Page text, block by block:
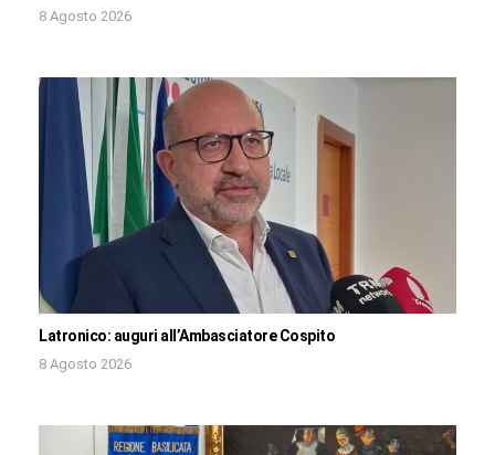
8 Agosto 2026
Latronico: auguri all’Ambasciatore Cospito
8 Agosto 2026